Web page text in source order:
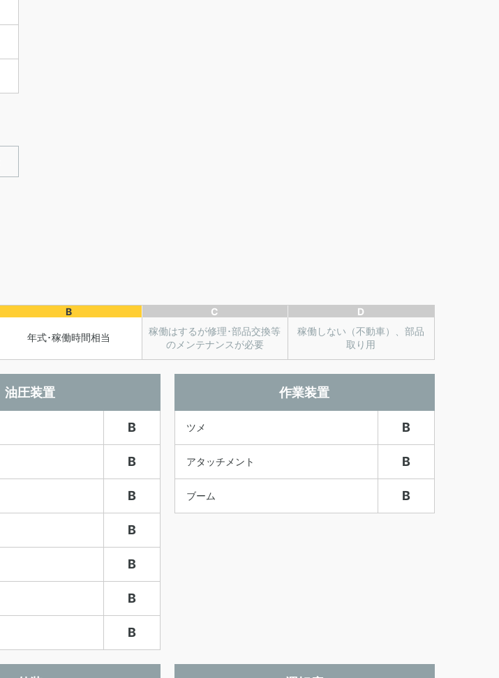
B
年式･稼働時間相当
C
稼働はするが修理･部品交換等
のメンテナンスが必要
D
稼働しない（不動車）、部品
取り用
油圧装置
B
B
B
B
B
B
B
作業装置
ツメ B
アタッチメント B
ブーム B